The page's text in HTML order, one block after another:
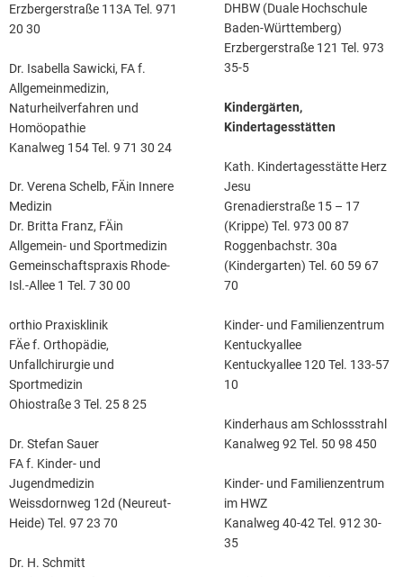
Erzbergerstraße 113A Tel. 971
20 30
Dr. Isabella Sawicki, FA f.
Allgemeinmedizin,
Naturheilverfahren und
Homöopathie
Kanalweg 154 Tel. 9 71 30 24
Dr. Verena Schelb, FÄin Innere
Medizin
Dr. Britta Franz, FÄin
Allgemein- und Sportmedizin
Gemeinschaftspraxis Rhode-
Isl.-Allee 1 Tel. 7 30 00
orthio Praxisklinik
FÄe f. Orthopädie,
Unfallchirurgie und
Sportmedizin
Ohiostraße 3 Tel. 25 8 25
Dr. Stefan Sauer
FA f. Kinder- und
Jugendmedizin
Weissdornweg 12d (Neureut-
Heide) Tel. 97 23 70
Dr. H. Schmitt
DHBW (Duale Hochschule
Baden-Württemberg)
Erzbergerstraße 121 Tel. 973
35-5
Kindergärten,
Kindertagesstätten
Kath. Kindertagesstätte Herz
Jesu
Grenadierstraße 15 – 17
(Krippe) Tel. 973 00 87
Roggenbachstr. 30a
(Kindergarten) Tel. 60 59 67
70
Kinder- und Familienzentrum
Kentuckyallee
Kentuckyallee 120 Tel. 133-57
10
Kinderhaus am Schlossstrahl
Kanalweg 92 Tel. 50 98 450
Kinder- und Familienzentrum
im HWZ
Kanalweg 40-42 Tel. 912 30-
35